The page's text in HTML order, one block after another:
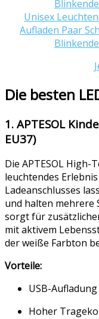
Unisex
Aufladen Paar
Die besten
1. APTESOL
EU37)
Die APTESOL High-
leuchtendes
Ladeanschlusses
und halten mehrere
sorgt für
mit aktivem
der weiße Farbton
Vorteile:
USB-
Hoher